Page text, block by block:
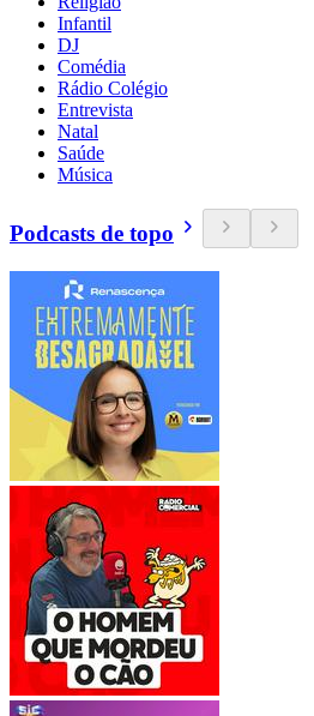
Infantil
DJ
Comédia
Rádio Colégio
Entrevista
Natal
Saúde
Música
Podcasts de topo